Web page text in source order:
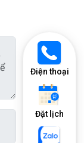
Điện thoại
Đặt lịch